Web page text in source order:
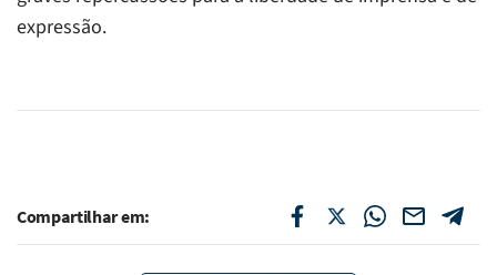
expressão.
Compartilhar em: